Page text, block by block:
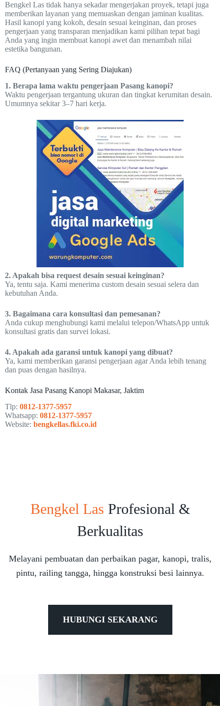
Bengkel Las tidak hanya sekadar mengerjakan proyek, tetapi juga
memberikan layanan yang memuaskan dengan jaminan kualitas.
Hasil kanopi yang kokoh, desain sesuai keinginan, dan proses
pengerjaan yang transparan menjadikan kami pilihan tepat bagi
Anda yang ingin membuat kanopi awet dan menambah nilai
estetika bangunan.
FAQ (Pertanyaan yang Sering Diajukan)
1. Berapa lama waktu pengerjaan Pasang kanopi?
Waktu pengerjaan tergantung ukuran dan tingkat kerumitan desain.
Umumnya sekitar 3–7 hari kerja.
2. Apakah bisa request desain sesuai keinginan?
Ya, tentu saja. Kami menerima custom desain sesuai selera dan
kebutuhan Anda.
3. Bagaimana cara konsultasi dan pemesanan?
Anda cukup menghubungi kami melalui telepon/WhatsApp untuk
konsultasi gratis dan survei lokasi.
4. Apakah ada garansi untuk kanopi yang dibuat?
Ya, kami memberikan garansi pengerjaan agar Anda lebih tenang
dan puas dengan hasilnya.
Kontak Jasa Pasang Kanopi Makasar, Jaktim
Tlp: 0812-1377-5957
Whatsapp: 0812-1377-5957
Website: bengkellas.fki.co.id
Bengkel Las Profesional &
Berkualitas
Melayani pembuatan dan perbaikan pagar, kanopi, tralis,
pintu, railing tangga, hingga konstruksi besi lainnya.
HUBUNGI SEKARANG